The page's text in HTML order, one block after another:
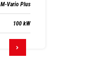
M-Vario Plus
100 kW